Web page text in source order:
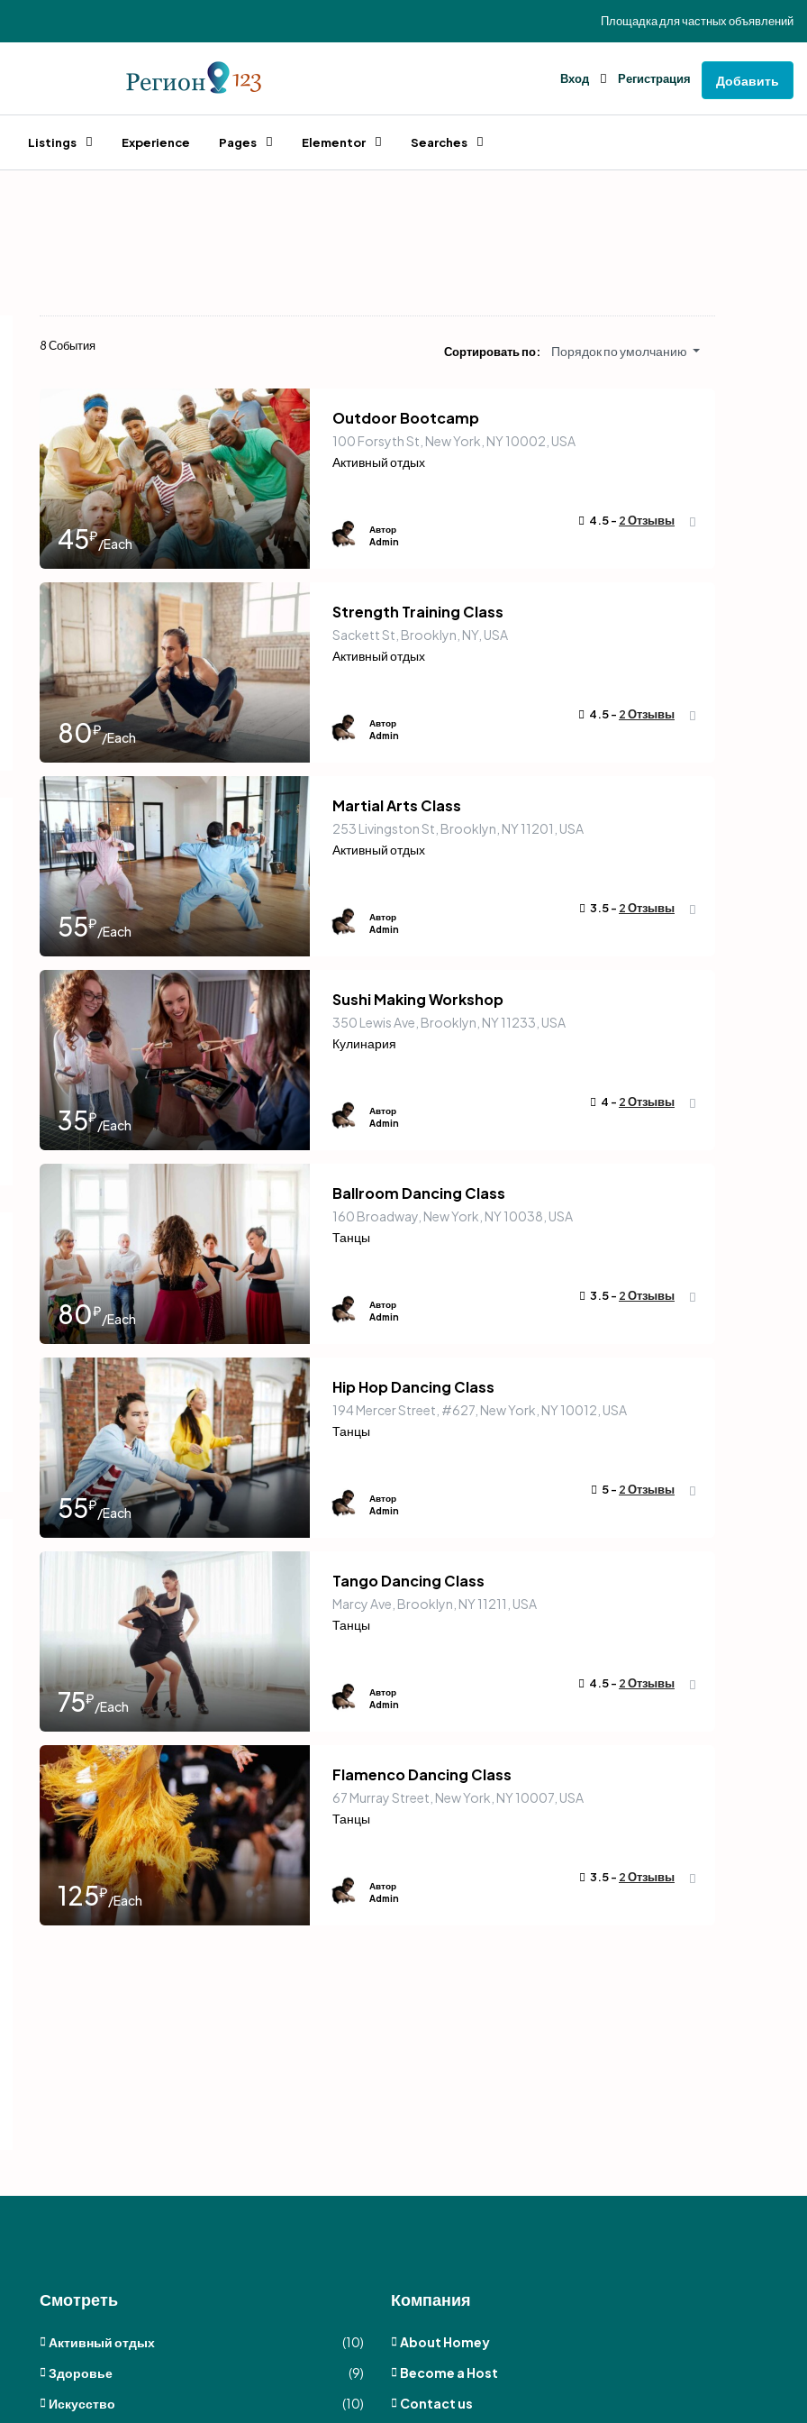
Площадка для частных объявлений
Вход Регистрация Добавить
Listings Experience Pages Elementor Searches
8 События Сортировать по: Порядок по умолчанию
45₽/Each
Outdoor Bootcamp
100 Forsyth St, New York, NY 10002, USA
Активный отдых
Автор
Admin
4.5 - 2 Отзывы
80₽/Each
Strength Training Class
Sackett St, Brooklyn, NY, USA
Активный отдых
Автор
Admin
4.5 - 2 Отзывы
55₽/Each
Martial Arts Class
253 Livingston St, Brooklyn, NY 11201, USA
Активный отдых
Автор
Admin
3.5 - 2 Отзывы
35₽/Each
Sushi Making Workshop
350 Lewis Ave, Brooklyn, NY 11233, USA
Кулинария
Автор
Admin
4 - 2 Отзывы
80₽/Each
Ballroom Dancing Class
160 Broadway, New York, NY 10038, USA
Танцы
Автор
Admin
3.5 - 2 Отзывы
55₽/Each
Hip Hop Dancing Class
194 Mercer Street, #627, New York, NY 10012, USA
Танцы
Автор
Admin
5 - 2 Отзывы
75₽/Each
Tango Dancing Class
Marcy Ave, Brooklyn, NY 11211, USA
Танцы
Автор
Admin
4.5 - 2 Отзывы
125₽/Each
Flamenco Dancing Class
67 Murray Street, New York, NY 10007, USA
Танцы
Автор
Admin
3.5 - 2 Отзывы
₽/Each
Breathwork Session
35₽ /Each
Nutrition Workshop
Здоровье
Meditation Retreat
Смотреть
Активный отдых
(10)
Здоровье
(9)
Искусство
(10)
Компания
About Homey
Become a Host
Contact us